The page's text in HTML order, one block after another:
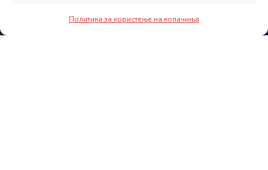
Политика за користење на колачиња